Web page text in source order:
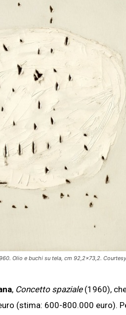
Olio e buchi su tela, cm 92,2×73,2.
, Concetto spaziale(1960),
(stima: 600-800.000 euro).